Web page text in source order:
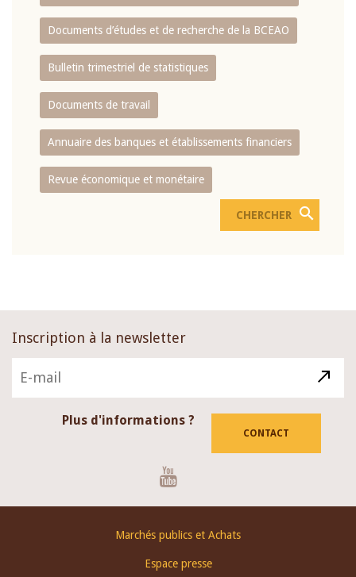
Documents d’études et de recherche de la BCEAO
Bulletin trimestriel de statistiques
Documents de travail
Annuaire des banques et établissements financiers
Revue économique et monétaire
Inscription à la newsletter
Plus d'informations ?
CONTACT
Marchés publics et Achats
Espace presse